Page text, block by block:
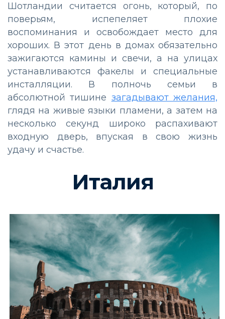
Шотландии считается огонь, который, по
поверьям, испепеляет плохие
воспоминания и освобождает место для
хороших. В этот день в домах обязательно
зажигаются камины и свечи, а на улицах
устанавливаются факелы и специальные
инсталляции. В полночь семьи в
абсолютной тишине загадывают желания,
глядя на живые языки пламени, а затем на
несколько секунд широко распахивают
входную дверь, впуская в свою жизнь
удачу и счастье.
Италия